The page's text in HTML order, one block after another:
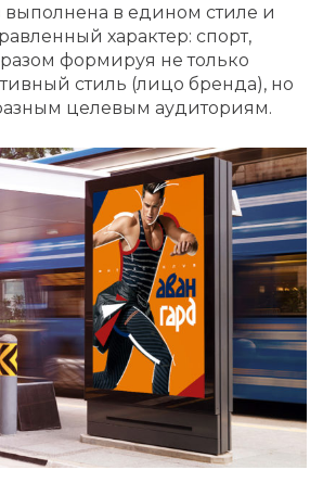
выполнена в едином стиле и
характер: спорт,
формируя не только
стиль (лицо бренда), но
целевым аудиториям.